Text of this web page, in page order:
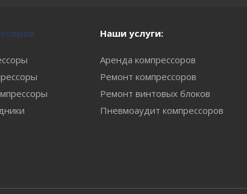
Наши услуги:
Аренда компрессоров
Ремонт компрессоров
Ремонт винтовых блоков
Пневмоаудит компрессоров